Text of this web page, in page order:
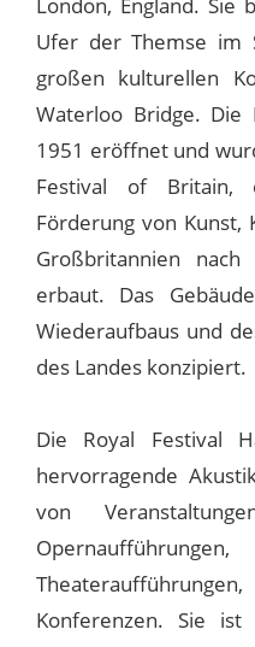
Ufer der Themse im
großen kulturellen
Waterloo Bridge. Die
1951 eröffnet und
Festival of Britain,
Förderung von Kunst,
Großbritannien
erbaut. Das
Wiederaufbaus und
des Landes konzipiert.
Die Royal Festival
hervorragende
von
Konferenzen. Sie